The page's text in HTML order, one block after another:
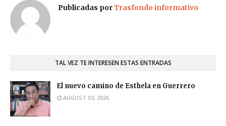
Publicadas porTrasfondo informativo
TAL VEZ TE INTERESEN ESTAS ENTRADAS
El nuevo camino de Esthela en Guerrero
AUGUST 03, 2026